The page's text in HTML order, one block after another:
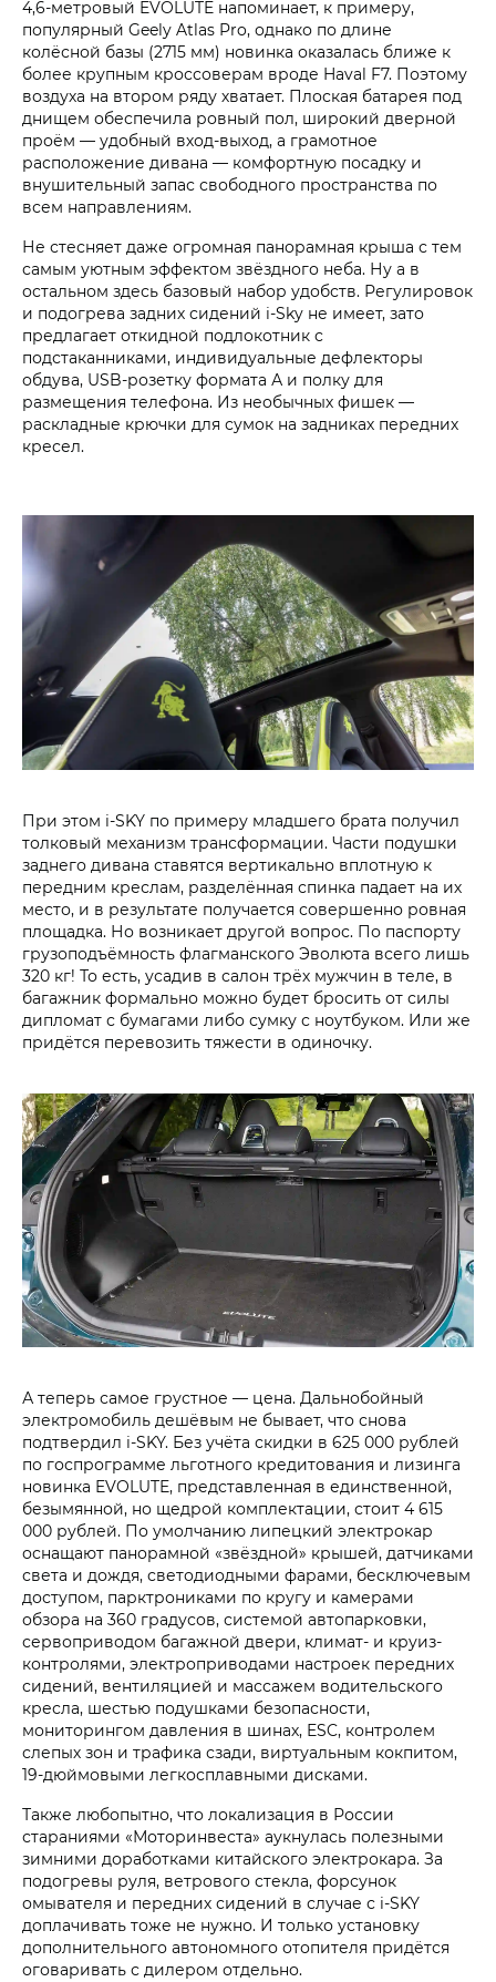
4,6-метровый EVOLUTE напоминает, к примеру,
популярный Geely Atlas Pro, однако по длине
колёсной базы (2715 мм) новинка оказалась ближе к
более крупным кроссоверам вроде Haval F7. Поэтому
воздуха на втором ряду хватает. Плоская батарея под
днищем обеспечила ровный пол, широкий дверной
проём — удобный вход-выход, а грамотное
расположение дивана — комфортную посадку и
внушительный запас свободного пространства по
всем направлениям.
Не стесняет даже огромная панорамная крыша с тем
самым уютным эффектом звёздного неба. Ну а в
остальном здесь базовый набор удобств. Регулировок
и подогрева задних сидений i-Sky не имеет, зато
предлагает откидной подлокотник с
подстаканниками, индивидуальные дефлекторы
обдува, USB-розетку формата А и полку для
размещения телефона. Из необычных фишек —
раскладные крючки для сумок на задниках передних
кресел.
При этом i‑SKY по примеру младшего брата получил
толковый механизм трансформации. Части подушки
заднего дивана ставятся вертикально вплотную к
передним креслам, разделённая спинка падает на их
место, и в результате получается совершенно ровная
площадка. Но возникает другой вопрос. По паспорту
грузоподъёмность флагманского Эволюта всего лишь
320 кг! То есть, усадив в салон трёх мужчин в теле, в
багажник формально можно будет бросить от силы
дипломат с бумагами либо сумку с ноутбуком. Или же
придётся перевозить тяжести в одиночку.
А теперь самое грустное — цена. Дальнобойный
электромобиль дешёвым не бывает, что снова
подтвердил i‑SKY. Без учёта скидки в 625 000 рублей
по госпрограмме льготного кредитования и лизинга
новинка EVOLUTE, представленная в единственной,
безымянной, но щедрой комплектации, стоит 4 615
000 рублей. По умолчанию липецкий электрокар
оснащают панорамной «звёздной» крышей, датчиками
света и дождя, светодиодными фарами, бесключевым
доступом, парктрониками по кругу и камерами
обзора на 360 градусов, системой автопарковки,
сервоприводом багажной двери, климат- и круиз-
контролями, электроприводами настроек передних
сидений, вентиляцией и массажем водительского
кресла, шестью подушками безопасности,
мониторингом давления в шинах, ESC, контролем
слепых зон и трафика сзади, виртуальным кокпитом,
19-дюймовыми легкосплавными дисками.
Также любопытно, что локализация в России
стараниями «Моторинвеста» аукнулась полезными
зимними доработками китайского электрокара. За
подогревы руля, ветрового стекла, форсунок
омывателя и передних сидений в случае с i‑SKY
доплачивать тоже не нужно. И только установку
дополнительного автономного отопителя придётся
оговаривать с дилером отдельно.